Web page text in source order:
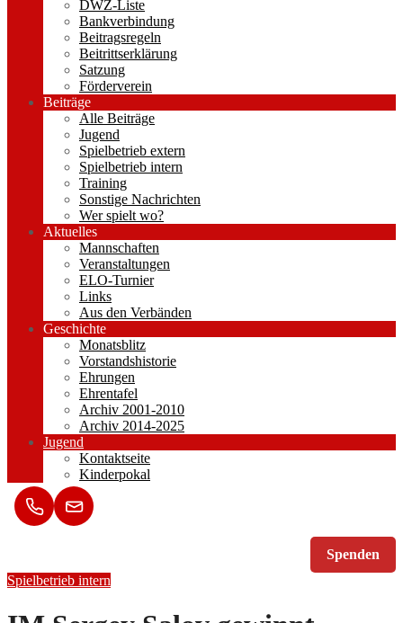
DWZ-Liste
Bankverbindung
Beitragsregeln
Beitrittserklärung
Satzung
Förderverein
Beiträge
Alle Beiträge
Jugend
Spielbetrieb extern
Spielbetrieb intern
Training
Sonstige Nachrichten
Wer spielt wo?
Aktuelles
Mannschaften
Veranstaltungen
ELO-Turnier
Links
Aus den Verbänden
Geschichte
Monatsblitz
Vorstandshistorie
Ehrungen
Ehrentafel
Archiv 2001-2010
Archiv 2014-2025
Jugend
Kontaktseite
Kinderpokal
Spenden
Spielbetrieb intern